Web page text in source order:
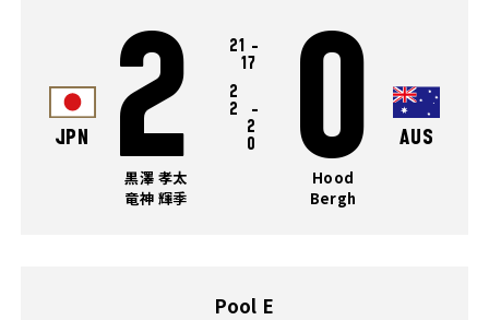
JPN 2 21 -
17
2
2
-
2
0
0 AUS
黒澤 孝太
竜神 輝季
Hood
Bergh
Pool E